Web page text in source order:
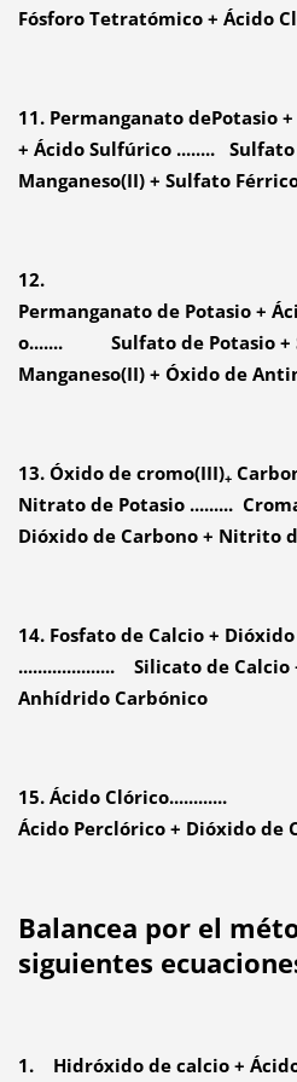
Fósforo Tetratómico + Ácido
11. Permanganato dePotasio
+ Ácido Sulfúrico ........
Manganeso(II) + Sulfato
12.
Permanganato de Potasio +
o....... Sulfato de Potasio +
Manganeso(II) + Óxido de
13. Óxido de cromo(III)+
Nitrato de Potasio .........
Dióxido de Carbono + Nitrito
14. Fosfato de Calcio +
.................... Silicato de
Anhídrido Carbónico
15. Ácido Clórico............
Ácido Perclórico + Dióxido de
Balancea por el
siguientes
1. Hidróxido de calcio + Ácido